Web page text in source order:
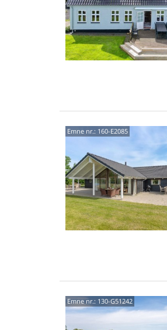
Emne nr.: 160-E2085
Emne nr.: 130-G51242